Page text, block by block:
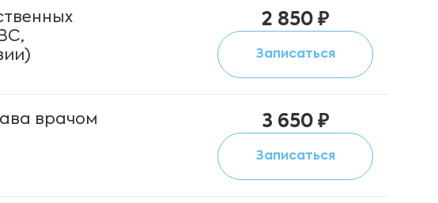
2 850 ₽
Записаться
врачом
3 650 ₽
Записаться